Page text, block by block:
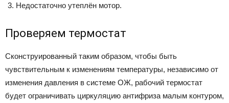
Недостаточно утеплён мотор.
Проверяем термостат
Сконструированный таким образом, чтобы быть
чувствительным к изменениям температуры, независимо от
изменения давления в системе ОЖ, рабочий термостат
будет ограничивать циркуляцию антифриза малым контуром,